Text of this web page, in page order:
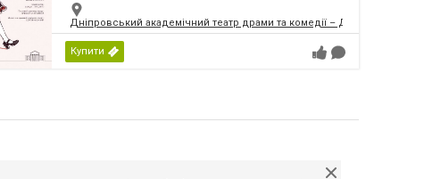
Дніпровський академічний театр драми та комедії – ДРАМіКОМ
Купити